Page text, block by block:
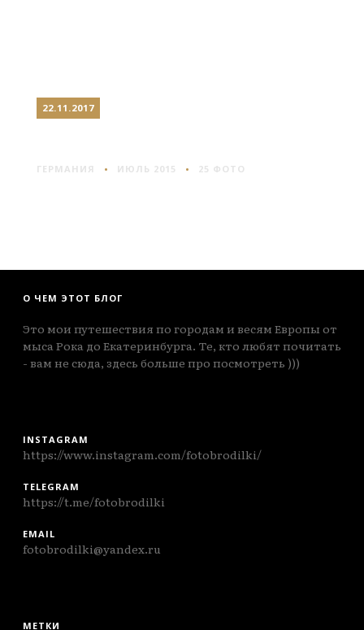
22.11.2017
ГЕРМАНИЯ ИЮЛЬ 2015 25 ФОТО
О ЧЕМ ЭТОТ БЛОГ
Это мои путешествия по городам и весям Европы от
мыса Рока до Екатеринбурга. Те, кто любят почитать
- вам не сюда, здесь больше про посмотреть )))
INSTAGRAM
https://www.instagram.com/fotobrodilki/
TELEGRAM
https://t.me/fotobrodilki
EMAIL
fotobrodilki@yandex.ru
МЕТКИ